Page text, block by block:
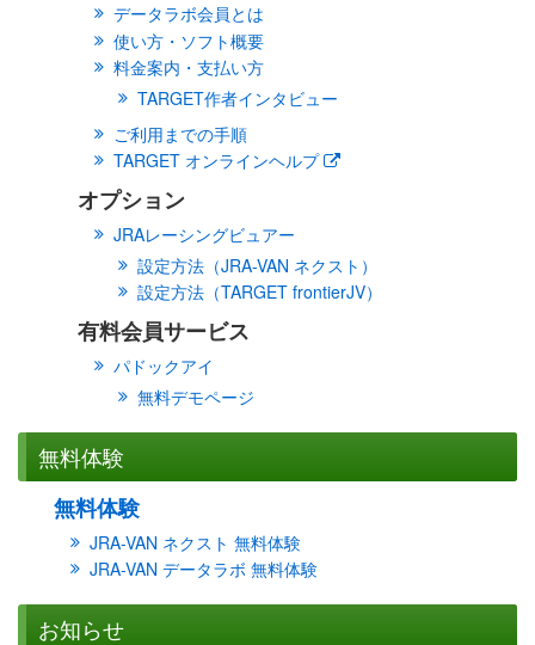
データラボ会員とは
使い方・ソフト概要
料金案内・支払い方
TARGET作者インタビュー
ご利用までの手順
TARGET オンラインヘルプ
オプション
JRAレーシングビュアー
設定方法（JRA-VAN ネクスト）
設定方法（TARGET frontierJV）
有料会員サービス
パドックアイ
無料デモページ
無料体験
無料体験
JRA-VAN ネクスト 無料体験
JRA-VAN データラボ 無料体験
お知らせ